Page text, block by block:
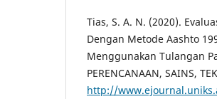
Tias, S. A. N. (2020).
Dengan Metode Aashto
Menggunakan Tulangan
PERENCANAAN, SAINS,
http://